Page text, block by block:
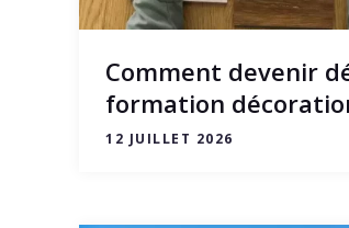
Comment devenir
formation
12 JUILLET 2026